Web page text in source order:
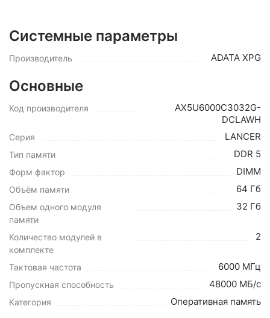
Системные параметры
Производитель ADATA XPG
Основные
Код производителя
AX5U6000C3032G-
DCLAWH
Серия LANCER
Тип памяти DDR 5
Форм фактор DIMM
Объём памяти 64 Гб
Объем одного модуля
памяти
32 Гб
Количество модулей в
комплекте
2
Тактовая частота 6000 МГц
Пропускная способность 48000 МБ/с
Категория Оперативная память